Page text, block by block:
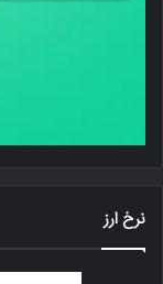
نرخ ارز